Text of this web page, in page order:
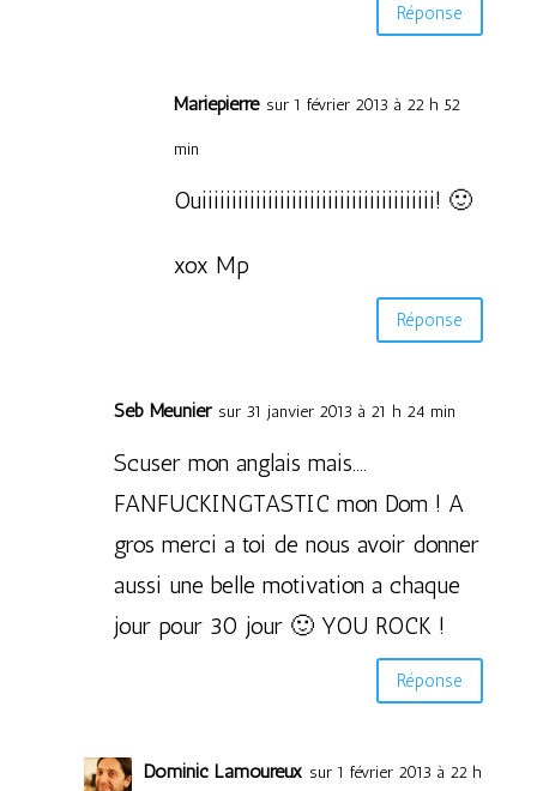
Réponse
Mariepierre sur 1 février 2013 à 22 h 52
min
Ouiiiiiiiiiiiiiiiiiiiiiiiiiiiiiiiiiiiiiii! 🙂
xox Mp
Réponse
Seb Meunier sur 31 janvier 2013 à 21 h 24 min
Scuser mon anglais mais….
FANFUCKINGTASTIC mon Dom ! A
gros merci a toi de nous avoir donner
aussi une belle motivation a chaque
jour pour 30 jour 🙂 YOU ROCK !
Réponse
Dominic Lamoureux sur 1 février 2013 à 22 h